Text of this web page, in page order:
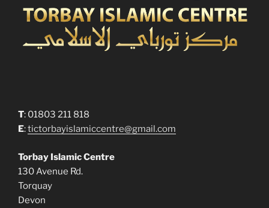
T: 01803 211 818
E:tictorbayislamiccentre@gmail.com
Torbay Islamic Centre
130 Avenue Rd.
Torquay
Devon